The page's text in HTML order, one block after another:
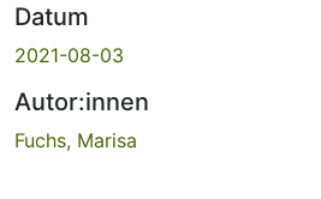
Datum
2021-08-03
Autor:innen
Fuchs, Marisa